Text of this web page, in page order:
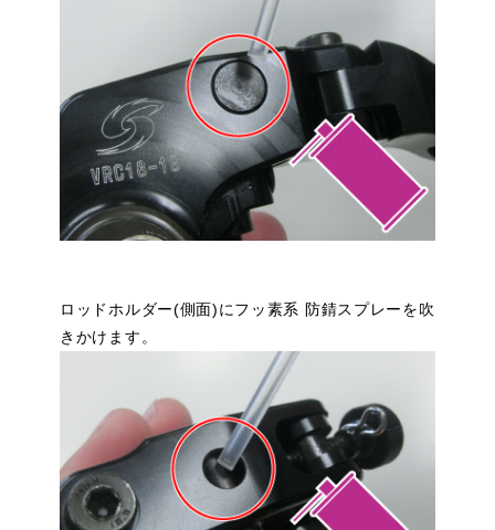
ロッドホルダー(側面)にフッ素系 防錆スプレーを吹
きかけます。